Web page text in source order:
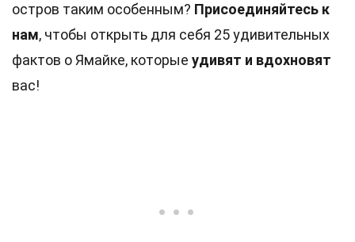
остров таким особенным? Присоединяйтесь к
нам, чтобы открыть для себя 25 удивительных
фактов о Ямайке, которые удивят и вдохновят
вас!